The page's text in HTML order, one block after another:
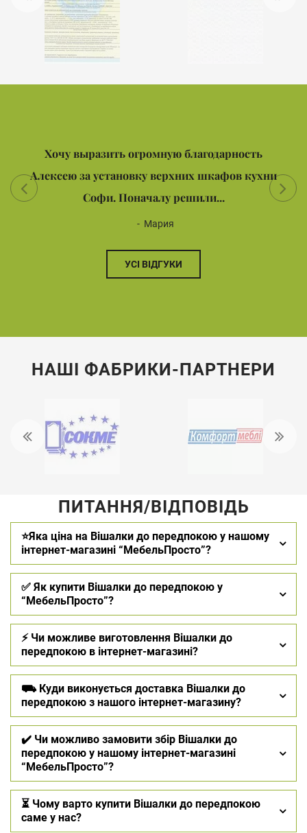
Хочу выразить огромную благодарность
Алексею за установку верхних шкафов кухни
Софи. Поначалу решили...
Мария
УСІ ВІДГУКИ
НАШІ ФАБРИКИ-ПАРТНЕРИ
ПИТАННЯ/ВІДПОВІДЬ
⭐Яка ціна на Вішалки до передпокою у нашому
інтернет-магазині “МебельПросто”?
✅ Як купити Вішалки до передпокою у
“МебельПросто”?
⚡ Чи можливе виготовлення Вішалки до
передпокою в інтернет-магазині?
⛟ Куди виконується доставка Вішалки до
передпокою з нашого інтернет-магазину?
✔️ Чи можливо замовити збір Вішалки до
передпокою у нашому інтернет-магазині
“МебельПросто”?
⏳ Чому варто купити Вішалки до передпокою
саме у нас?